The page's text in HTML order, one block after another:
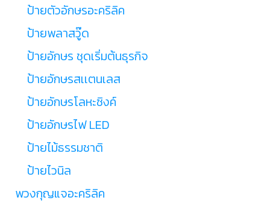
ป้ายตัวอักษรอะคริลิค
ป้ายพลาสวู๊ด
ป้ายอักษร ชุดเริ่มต้นธุรกิจ
ป้ายอักษรสเเตนเลส
ป้ายอักษรโลหะซิงค์
ป้ายอักษรไฟ LED
ป้ายไม้ธรรมชาติ
ป้ายไวนิล
พวงกุญแจอะคริลิค